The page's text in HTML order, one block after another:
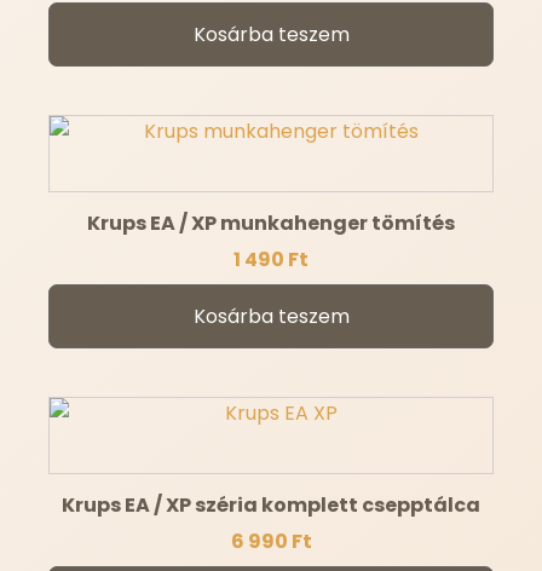
Kosárba teszem
Krups EA / XP munkahenger tömítés
1 490 Ft
Kosárba teszem
Krups EA / XP széria komplett csepptálca
6 990 Ft